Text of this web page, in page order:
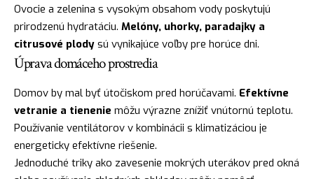
Ovocie a zelenina s vysokým obsahom vody poskytujú
prirodzenú hydratáciu. Melóny, uhorky, paradajky a
citrusové plody sú vynikajúce voľby pre horúce dni.
Úprava domáceho prostredia
Domov by mal byť útočiskom pred horúčavami. Efektívne
vetranie a tienenie môžu výrazne znížiť vnútornú teplotu.
Používanie ventilátorov v kombinácii s klimatizáciou je
energeticky efektívne riešenie.
Jednoduché triky ako zavesenie mokrých uterákov pred okná